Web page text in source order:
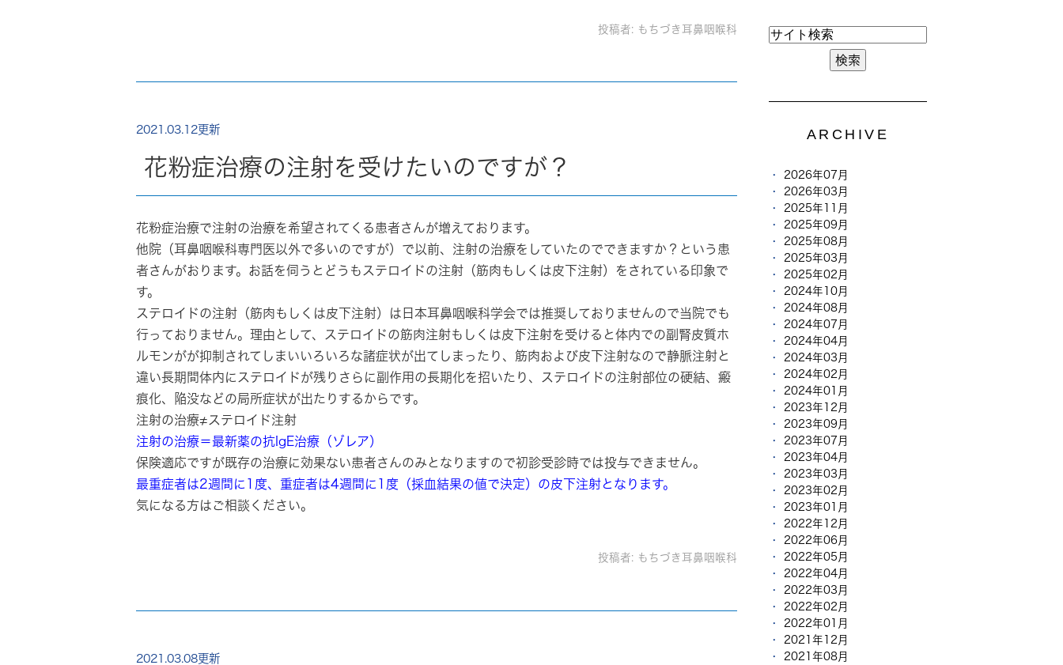
投稿者: もちづき耳鼻咽喉科
2021.03.12更新
花粉症治療の注射を受けたいのですが？
花粉症治療で注射の治療を希望されてくる患者さんが増えております。
他院（耳鼻咽喉科専門医以外で多いのですが）で以前、注射の治療をしていたのでできますか？という患
者さんがおります。お話を伺うとどうもステロイドの注射（筋肉もしくは皮下注射）をされている印象で
す。
ステロイドの注射（筋肉もしくは皮下注射）は日本耳鼻咽喉科学会では推奨しておりませんので当院でも
行っておりません。理由として、ステロイドの筋肉注射もしくは皮下注射を受けると体内での副腎皮質ホ
ルモンがが抑制されてしまいいろいろな諸症状が出てしまったり、筋肉および皮下注射なので静脈注射と
違い長期間体内にステロイドが残りさらに副作用の長期化を招いたり、ステロイドの注射部位の硬結、瘢
痕化、陥没などの局所症状が出たりするからです。
注射の治療≠ステロイド注射
注射の治療＝最新薬の抗IgE治療（ゾレア）
保険適応ですが既存の治療に効果ない患者さんのみとなりますので初診受診時では投与できません。
最重症者は2週間に1度、重症者は4週間に1度（採血結果の値で決定）の皮下注射となります。
気になる方はご相談ください。
投稿者: もちづき耳鼻咽喉科
2021.03.08更新
ARCHIVE
2026年07月
2026年03月
2025年11月
2025年09月
2025年08月
2025年03月
2025年02月
2024年10月
2024年08月
2024年07月
2024年04月
2024年03月
2024年02月
2024年01月
2023年12月
2023年09月
2023年07月
2023年04月
2023年03月
2023年02月
2023年01月
2022年12月
2022年06月
2022年05月
2022年04月
2022年03月
2022年02月
2022年01月
2021年12月
2021年08月